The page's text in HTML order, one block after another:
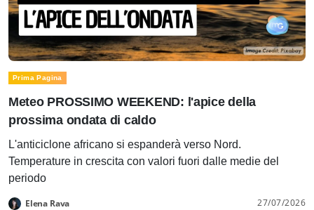
Prima Pagina
Meteo PROSSIMO WEEKEND: l'apice della
prossima ondata di caldo
L'anticiclone africano si espanderà verso Nord.
Temperature in crescita con valori fuori dalle medie del
periodo
Elena Rava 27/07/2026